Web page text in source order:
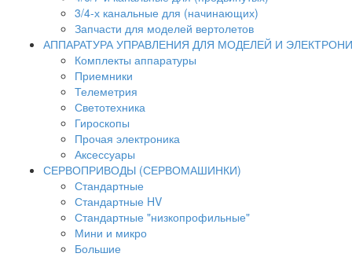
3/4-х канальные для (начинающих)
Запчасти для моделей вертолетов
АППАРАТУРА УПРАВЛЕНИЯ ДЛЯ МОДЕЛЕЙ И
Комплекты аппаратуры
Приемники
Телеметрия
Светотехника
Гироскопы
Прочая электроника
Аксессуары
СЕРВОПРИВОДЫ (СЕРВОМАШИНКИ)
Стандартные
Стандартные HV
Стандартные "низкопрофильные"
Мини и микро
Большие